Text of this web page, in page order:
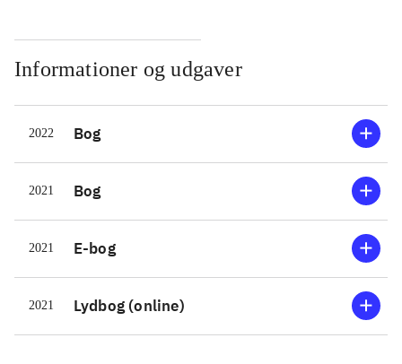
Informationer og udgaver
2022 Bog
2021 Bog
2021 E-bog
2021 Lydbog (online)